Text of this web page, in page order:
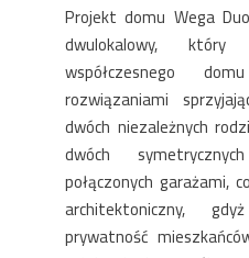
Projekt domu Wega
dwulokalowy, który
współczesnego
rozwiązaniami
dwóch niezależnych
dwóch
połączonych
architektoniczny,
prywatność